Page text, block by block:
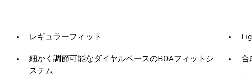
レギュラーフィット
細かく調節可能なダイヤルベースのBOAフィットシ
ステム
合